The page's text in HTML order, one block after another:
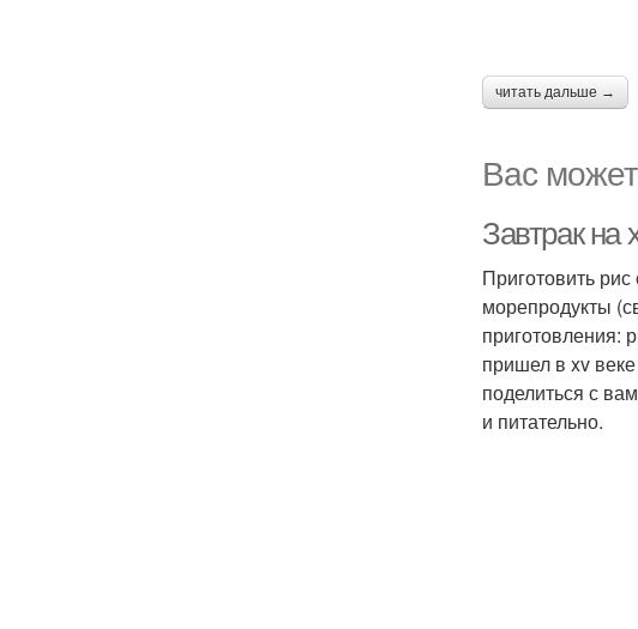
читать дальше →
Вас
Завтрак на
Приготовить
морепродукты
приготовления:
пришел в xv
поделиться с
и питательно.